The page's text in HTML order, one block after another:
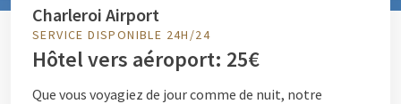
Charleroi Airport
SERVICE DISPONIBLE 24H/24
Hôtel vers aéroport: 25€
Que vous voyagiez de jour comme de nuit, notre